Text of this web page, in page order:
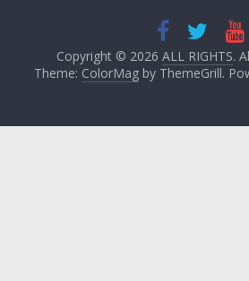
Copyright © 2026 ALL RIGHTS.
Theme: ColorMagby ThemeGrill.